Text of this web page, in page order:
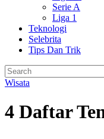
Serie A
Liga 1
Teknologi
Selebrita
Tips Dan Trik
Wisata
4 Daftar